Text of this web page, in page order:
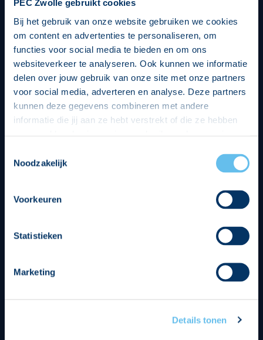
PEC Zwolle gebruikt cookies
Bij het gebruik van onze website gebruiken we cookies
om content en advertenties te personaliseren, om
functies voor social media te bieden en om ons
websiteverkeer te analyseren. Ook kunnen we informatie
delen over jouw gebruik van onze site met onze partners
voor social media, adverteren en analyse. Deze partners
kunnen deze gegevens combineren met andere
informatie die jij aan ze hebt verstrekt of die ze hebben
op een veilige en integere wijze. Je kunt je toestemming
beheren op de privacy- en cookieverklaring pagina.
Noodzakelijk
Voorkeuren
Statistieken
Marketing
Details tonen